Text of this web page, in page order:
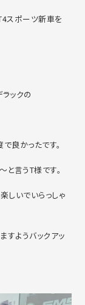
スポーツ新車を
ックの
良かったです。
と言うT様です。
しいでいらっしゃ
すようバックアッ